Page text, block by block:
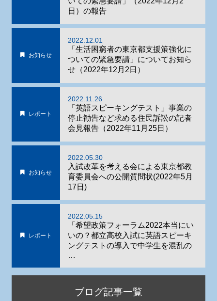
日）の報告
お知らせ
2022.12.01
「生活困窮者の東京都支援策強化に
ついての緊急要請」についてお知ら
せ（2022年12月2日）
レポート
2022.11.26
「英語スピーキングテスト」事業の
停止勧告など求める住民訴訟の記者
会見報告（2022年11月25日）
お知らせ
2022.05.30
入試改革を考える会による東京都教
育委員会への公開質問状(2022年5月
17日)
レポート
2022.05.15
「希望政策フォーラム2022本当にい
いの？都立高校入試に英語スピーキ
ングテストの導入で中学生を混乱の
…
ブログ記事一覧